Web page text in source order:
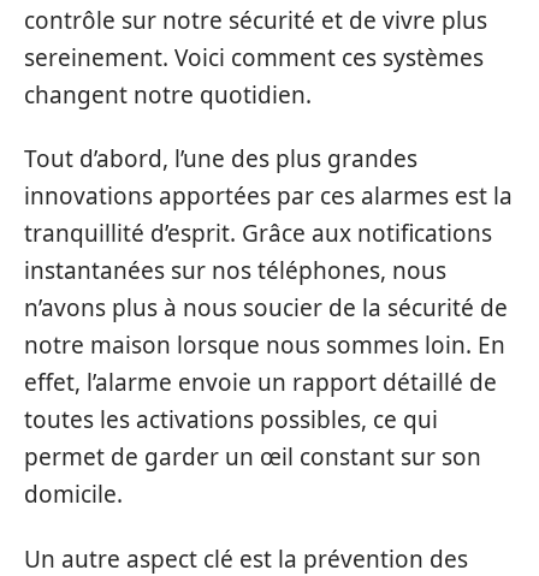
contrôle sur notre sécurité et de vivre plus
sereinement. Voici comment ces systèmes
changent notre quotidien.
Tout d’abord, l’une des plus grandes
innovations apportées par ces alarmes est la
tranquillité d’esprit. Grâce aux notifications
instantanées sur nos téléphones, nous
n’avons plus à nous soucier de la sécurité de
notre maison lorsque nous sommes loin. En
effet, l’alarme envoie un rapport détaillé de
toutes les activations possibles, ce qui
permet de garder un œil constant sur son
domicile.
Un autre aspect clé est la prévention des